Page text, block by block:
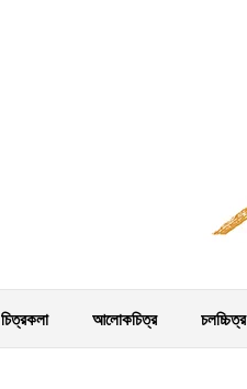
চিত্রকলা আলোকচিত্র চলচ্চিত্র